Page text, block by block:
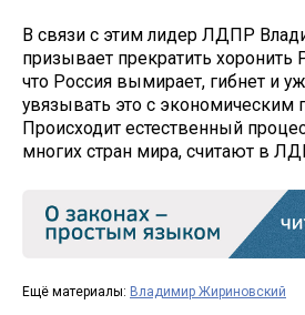
В связи с этим лидер ЛДПР
призывает прекратить хоронить
что Россия вымирает, гибнет и
увязывать это с экономическим
Происходит естественный
многих стран мира, считают в
Ещё материалы: Владимир Жириновский